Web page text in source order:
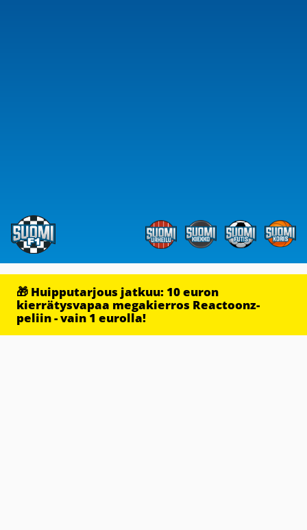
🎁 Huipputarjous jatkuu: 10 euron
kierrätysvapaa megakierros Reactoonz-
peliin - vain 1 eurolla!